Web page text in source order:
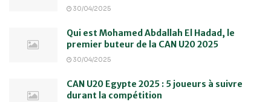
30/04/2025
Qui est Mohamed Abdallah El Hadad, le
premier buteur de la CAN U20 2025
30/04/2025
CAN U20 Egypte 2025 : 5 joueurs à suivre
durant la compétition